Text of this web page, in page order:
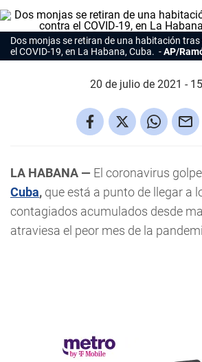
Dos monjas se retiran de una habitación
el COVID-19, en La Habana, Cuba.
AP/
20 de julio de 2021 -
LA HABANA — El coronavirus
Cuba, que está a punto de llegar a
contagiados acumulados desde
atraviesa el peor mes de la